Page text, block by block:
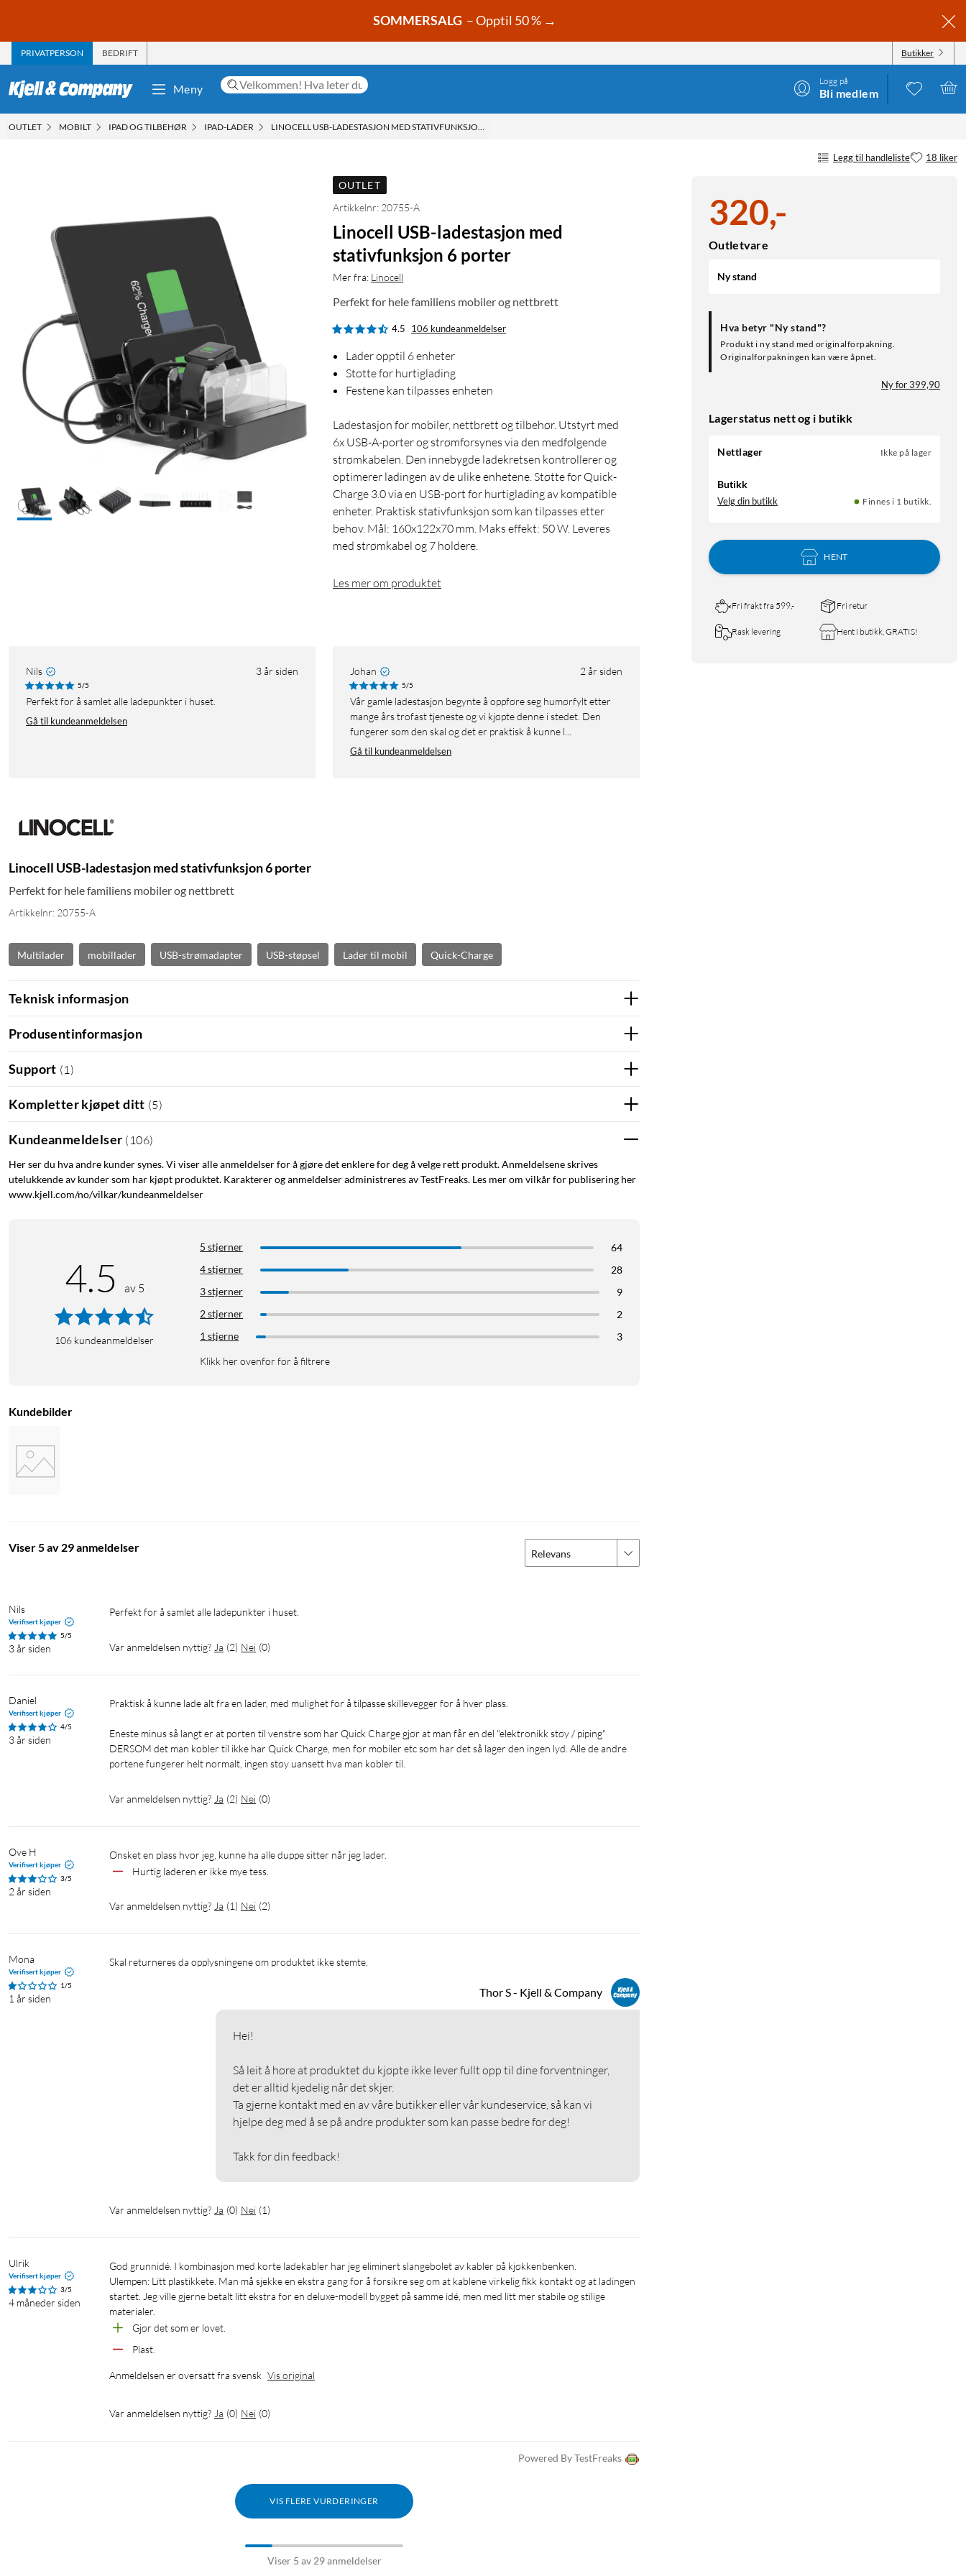
SOMMERSALG – Opptil 50 % →
PRIVATPERSON BEDRIFT Butikker
Meny
Logg på
Bli medlem
OUTLET MOBILT IPAD OG TILBEHØR IPAD-LADER LINOCELL USB-LADESTASJON MED STATIVFUNKSJON 6 PORTER
Legg til handleliste 18 liker
320,-
Outletvare
Ny stand
Hva betyr "Ny stand"?
Produkt i ny stand med originalforpakning.
Originalforpakningen kan være åpnet.
Ny for 399,90
Lagerstatus nett og i butikk
Nettlager Ikke på lager
Butikk
Velg din butikk Finnes i 1 butikk.
HENT
Fri frakt fra 599,- Fri retur
Rask levering Hent i butikk, GRATIS!
OUTLET
Artikkelnr: 20755-A
Linocell USB-ladestasjon med
stativfunksjon 6 porter
Mer fra: Linocell
Perfekt for hele familiens mobiler og nettbrett
4.5 106 kundeanmeldelser
Lader opptil 6 enheter
Støtte for hurtiglading
Festene kan tilpasses enheten
Ladestasjon for mobiler, nettbrett og tilbehør. Utstyrt med
6x USB-A-porter og strømforsynes via den medfølgende
strømkabelen. Den innebygde ladekretsen kontrollerer og
optimerer ladingen av de ulike enhetene. Støtte for Quick-
Charge 3.0 via en USB-port for hurtiglading av kompatible
enheter. Praktisk stativfunksjon som kan tilpasses etter
behov. Mål: 160x122x70 mm. Maks effekt: 50 W. Leveres
med strømkabel og 7 holdere.
Les mer om produktet
Nils 3 år siden
5/5
Perfekt for å samlet alle ladepunkter i huset.
Gå til kundeanmeldelsen
Johan 2 år siden
5/5
Vår gamle ladestasjon begynte å oppføre seg humørfylt etter
mange års trofast tjeneste og vi kjøpte denne i stedet. Den
fungerer som den skal og det er praktisk å kunne l...
Gå til kundeanmeldelsen
Linocell USB-ladestasjon med stativfunksjon 6 porter
Perfekt for hele familiens mobiler og nettbrett
Artikkelnr: 20755-A
Multilader mobillader USB-strømadapter USB-støpsel Lader til mobil Quick-Charge
Teknisk informasjon
Produsentinformasjon
Support (1 )
Kompletter kjøpet ditt (5)
Kundeanmeldelser ( 106)
Her ser du hva andre kunder synes. Vi viser alle anmeldelser for å gjøre det enklere for deg å velge rett produkt. Anmeldelsene skrives
utelukkende av kunder som har kjøpt produktet. Karakterer og anmeldelser administreres av TestFreaks. Les mer om vilkår for publisering her
www.kjell.com/no/vilkar/kundeanmeldelser
4.5 av 5
106 kundeanmeldelser
5 stjerner
64
4 stjerner
28
3 stjerner
9
2 stjerner
2
1 stjerne
3
Klikk her ovenfor for å filtrere
Kundebilder
Viser 5 av 29 anmeldelser Relevans
Nils
Verifisert kjøper
5/5
3 år siden
Perfekt for å samlet alle ladepunkter i huset.
Var anmeldelsen nyttig? Ja (2) Nei (0)
Daniel
Verifisert kjøper
4/5
3 år siden
Praktisk å kunne lade alt fra en lader, med mulighet for å tilpasse skillevegger for å hver plass.
Eneste minus så langt er at porten til venstre som har Quick Charge gjør at man får en del "elektronikk støy / piping"
DERSOM det man kobler til ikke har Quick Charge, men for mobiler etc som har det så lager den ingen lyd. Alle de andre
portene fungerer helt normalt, ingen støy uansett hva man kobler til.
Var anmeldelsen nyttig? Ja (2) Nei (0)
Ove H
Verifisert kjøper
3/5
2 år siden
Ønsket en plass hvor jeg, kunne ha alle duppe sitter når jeg lader.
Hurtig laderen er ikke mye tess.
Var anmeldelsen nyttig? Ja (1) Nei (2)
Mona
Verifisert kjøper
1/5
1 år siden
Skal returneres da opplysningene om produktet ikke stemte,
Thor S - Kjell & Company
Hei!
Så leit å høre at produktet du kjøpte ikke lever fullt opp til dine forventninger,
det er alltid kjedelig når det skjer.
Ta gjerne kontakt med en av våre butikker eller vår kundeservice, så kan vi
hjelpe deg med å se på andre produkter som kan passe bedre for deg!
Takk for din feedback!
Var anmeldelsen nyttig? Ja (0) Nei (1)
Ulrik
Verifisert kjøper
3/5
4 måneder siden
God grunnidé. I kombinasjon med korte ladekabler har jeg eliminert slangebolet av kabler på kjøkkenbenken.
Ulempen: Litt plastikkete. Man må sjekke en ekstra gang for å forsikre seg om at kablene virkelig fikk kontakt og at ladingen
startet. Jeg ville gjerne betalt litt ekstra for en deluxe-modell bygget på samme idé, men med litt mer stabile og stilige
materialer.
Gjør det som er lovet.
Plast.
Anmeldelsen er oversatt fra svensk Vis original
Var anmeldelsen nyttig? Ja (0) Nei (0)
Powered By TestFreaks
VIS FLERE VURDERINGER
Viser 5 av 29 anmeldelser